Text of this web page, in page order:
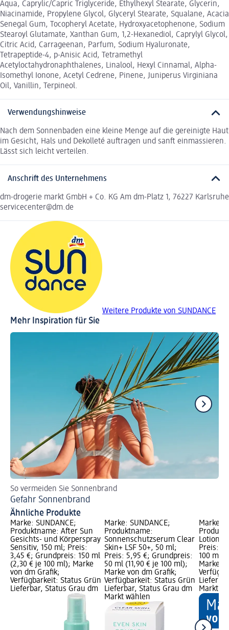
Aqua, Caprylic/Capric Triglyceride, Ethylhexyl Stearate, Glycerin,
Niacinamide, Propylene Glycol, Glyceryl Stearate, Squalane, Acacia
Senegal Gum, Tocopheryl Acetate, Hydroxyacetophenone, Sodium
Stearoyl Glutamate, Xanthan Gum, 1,2-Hexanediol, Caprylyl Glycol,
Citric Acid, Carrageenan, Parfum, Sodium Hyaluronate,
Tetrapeptide-4, p-Anisic Acid, Tetramethyl
Acetyloctahydronaphthalenes, Linalool, Hexyl Cinnamal, Alpha-
Isomethyl Ionone, Acetyl Cedrene, Pinene, Juniperus Virginiana
Oil, Vanillin, Terpineol.
Verwendungshinweise
Nach dem Sonnenbaden eine kleine Menge auf die gereinigte Haut
im Gesicht, Hals und Dekolleté auftragen und sanft einmassieren.
Lässt sich leicht verteilen.
Anschrift des Unternehmens
dm-drogerie markt GmbH + Co. KG Am dm-Platz 1, 76227 Karlsruhe
servicecenter@dm.de
Weitere Produkte von SUNDANCE
Mehr Inspiration für Sie
So vermeiden Sie Sonnenbrand
Gefahr Sonnenbrand
Ähnliche Produkte
Marke: SUNDANCE;
Produktname: After Sun
Gesichts- und Körperspray
Sensitiv, 150 ml; Preis:
3,45 €; Grundpreis: 150 ml
(2,30 € je 100 ml); Marke
von dm Grafik;
Verfügbarkeit: Status Grün
Lieferbar, Status Grau dm
Marke: SUNDANCE;
Produktname:
Sonnenschutzserum Clear
Skin+ LSF 50+, 50 ml;
Preis: 5,95 €; Grundpreis:
50 ml (11,90 € je 100 ml);
Marke von dm Grafik;
Verfügbarkeit: Status Grün
Lieferbar, Status Grau dm
Markt wählen
Marke:
Lotion
Preis:
100 ml
Marke
Markt